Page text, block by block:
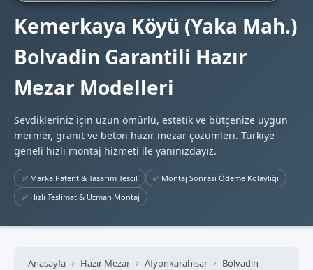
Kemerkaya Köyü (Yaka Mah.)
Bolvadin Garantili Hazır
Mezar Modelleri
Sevdikleriniz için uzun ömürlü, estetik ve bütçenize uygun
mermer, granit ve beton hazır mezar çözümleri. Türkiye
geneli hızlı montaj hizmeti ile yanınızdayız.
✅ Marka Patent & Tasarım Tescil
✅ Montaj Sonrası Ödeme Kolaylığı
✅ Hızlı Teslimat & Uzman Montaj
Anasayfa Hazır Mezar Afyonkarahisar
Bolvadin